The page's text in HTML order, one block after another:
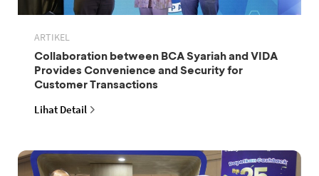
ARTIKEL
Collaboration between BCA Syariah and VIDA
Provides Convenience and Security for
Customer Transactions
Lihat Detail